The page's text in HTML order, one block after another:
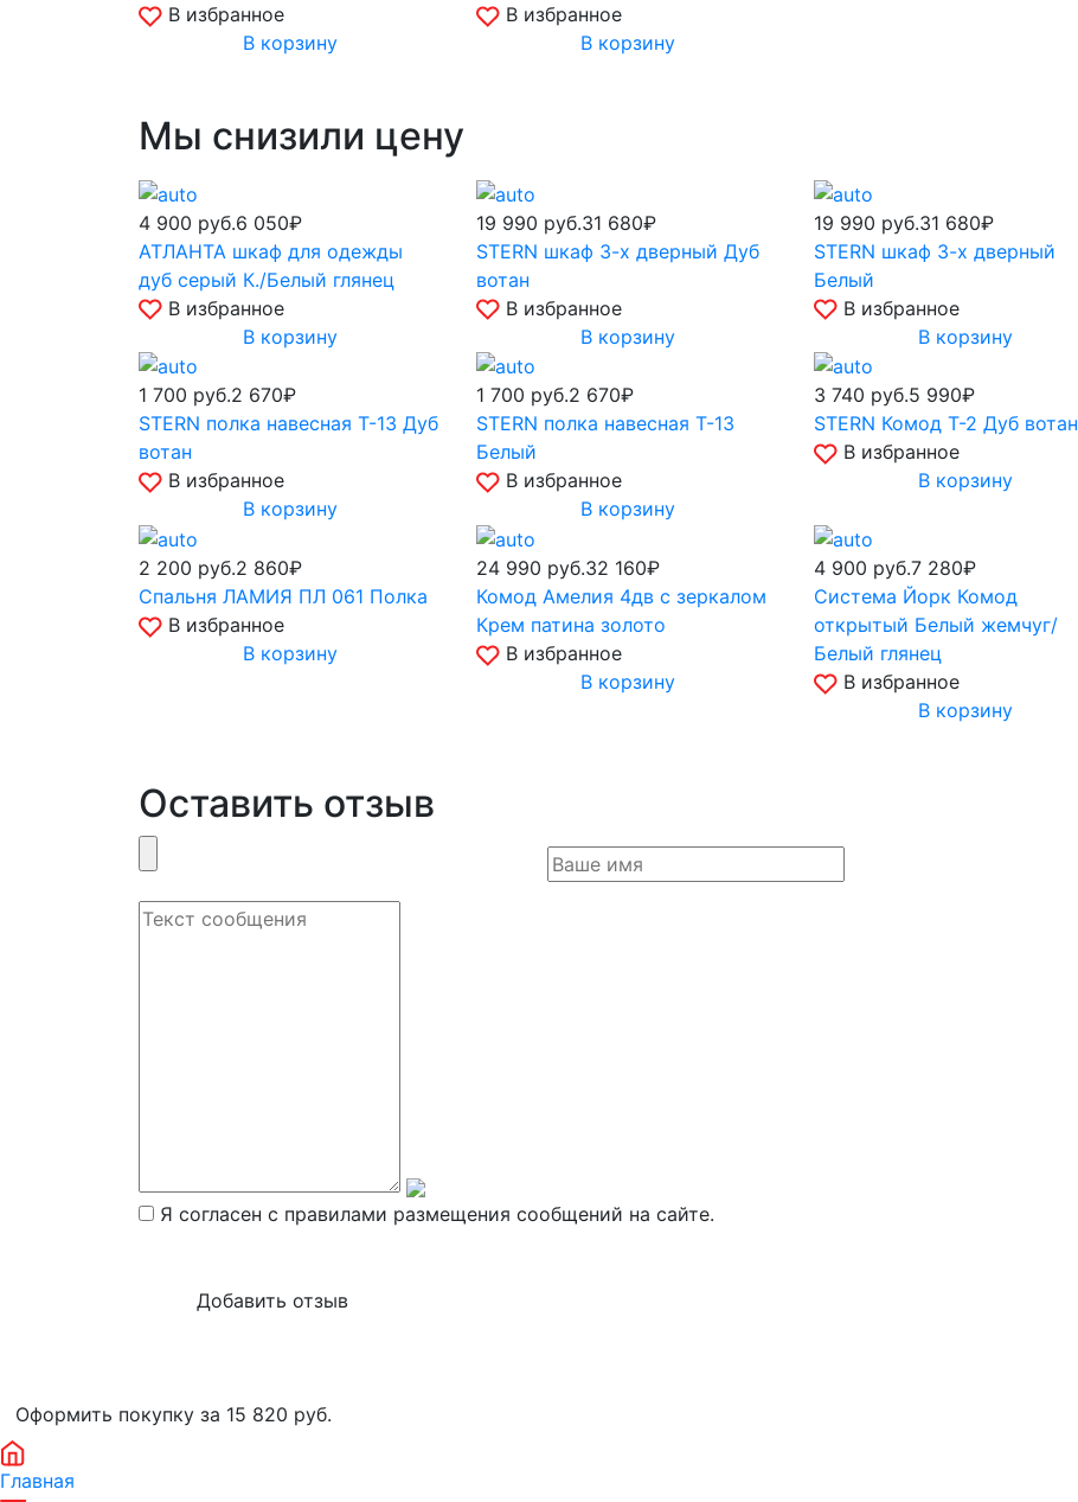
В избранное
В корзину
В избранное
В корзину
Мы снизили цену
4 900 руб.6 050₽
АТЛАНТА шкаф для одежды
дуб серый К./Белый глянец
В избранное
В корзину
19 990 руб.31 680₽
STERN шкаф 3-х дверный Дуб
вотан
В избранное
В корзину
19 990 руб.31 680₽
STERN шкаф 3-х дверный
Белый
В избранное
В корзину
1 700 руб.2 670₽
STERN полка навесная Т-13 Дуб
вотан
В избранное
В корзину
1 700 руб.2 670₽
STERN полка навесная Т-13
Белый
В избранное
В корзину
3 740 руб.5 990₽
STERN Комод Т-2 Дуб вотан
В избранное
В корзину
2 200 руб.2 860₽
Спальня ЛАМИЯ ПЛ 061 Полка
В избранное
В корзину
24 990 руб.32 160₽
Комод Амелия 4дв с зеркалом
Крем патина золото
В избранное
В корзину
4 900 руб.7 280₽
Система Йорк Комод
открытый Белый жемчуг/
Белый глянец
В избранное
В корзину
Оставить отзыв
Я согласен с правилами размещения сообщений на сайте.
Оформить покупку за 15 820 руб.
Главная